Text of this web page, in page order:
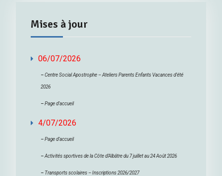
Mises à jour
06/07/2026
–Centre Social Apostrophe – Ateliers Parents Enfants Vacances d’été
2026
–Page d’accueil
4/07/2026
–Page d’accueil
–Activités sportives de la Côte d’Albâtre du 7 juillet au 24 Août 2026
– Transports scolaires – Inscriptions 2026/2027